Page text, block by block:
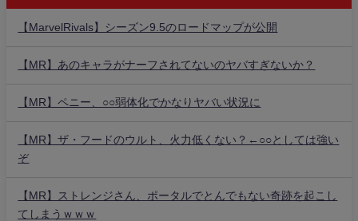
【MarvelRivals】シーズン9.5のロードマップが公開
【MR】あのキャラがナーフされてないのヤバすぎないか？
【MR】ペニー、○○弱体化でかなりヤバい状況に
【MR】ザ・フードのウルト、火力低くない？←○○としては強い
ぞ
【MR】ストレンジさん、ポータルでとんでもない奇跡を起こし
てしまうｗｗｗ